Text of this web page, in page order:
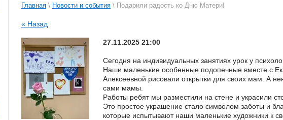
Главная \ Новости и события \ Подарили радость ко Дню Матери!
« Назад
27.11.2025 21:00
Сегодня на индивидуальных занятиях урок у
Наши маленькие особенные подопечные вместе с
Алексеевной рисовали открытки для своих мам. А
сами мамы.
Работы ребят мы разместили на стене и украсили
Это простое украшение стало символом заботы и
которые испытывают наши маленькие художники к